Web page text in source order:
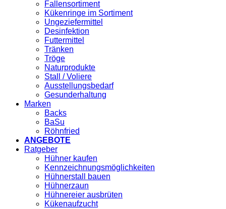
Fallensortiment
Kükenringe im Sortiment
Ungeziefermittel
Desinfektion
Futtermittel
Tränken
Tröge
Naturprodukte
Stall / Voliere
Ausstellungsbedarf
Gesunderhaltung
Marken
Backs
BaSu
Röhnfried
ANGEBOTE
Ratgeber
Hühner kaufen
Kennzeichnungsmöglichkeiten
Hühnerstall bauen
Hühnerzaun
Hühnereier ausbrüten
Kükenaufzucht